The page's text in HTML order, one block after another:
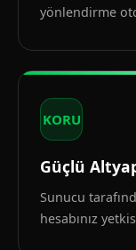
yönlendirme
KORU
Güçlü
Sunucu
hesabınız